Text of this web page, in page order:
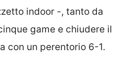
indoor -, tanto da
game e chiudere il
con un perentorio 6-1.